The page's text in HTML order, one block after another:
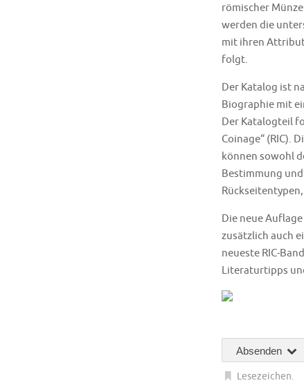
römischer
werden die
mit ihren
folgt.
Der Katalog ist
Biographie mit
Der Katalogteil
Coinage“ (RIC).
können sowohl
Bestimmung
Die neue
zusätzlich auch
neueste RIC-
Literaturtipps
Absenden
Lesezeichen.